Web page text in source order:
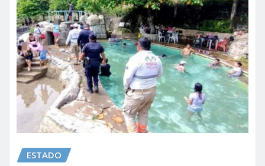
ESTADO